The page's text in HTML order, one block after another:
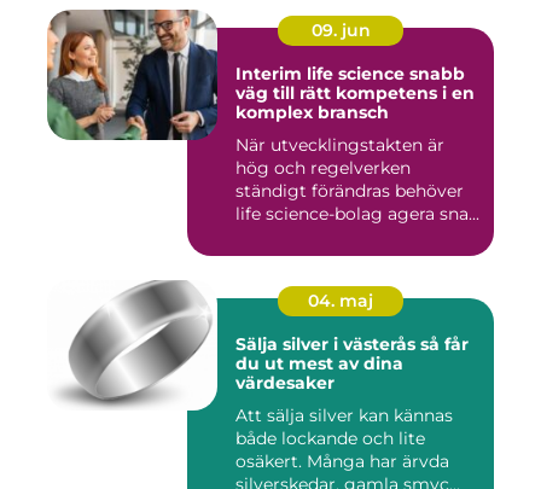
09. jun
Interim life science snabb
väg till rätt kompetens i en
komplex bransch
När utvecklingstakten är
hög och regelverken
ständigt förändras behöver
life science-bolag agera sna...
04. maj
Sälja silver i västerås så får
du ut mest av dina
värdesaker
Att sälja silver kan kännas
både lockande och lite
osäkert. Många har ärvda
silverskedar, gamla smyc...